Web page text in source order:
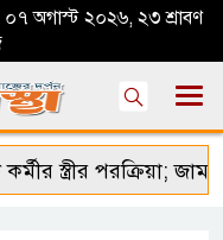
০৭ অগাস্ট ২০২৬, ২৩ শ্রাবণ
স্ত্রীর পরক্রিয়া;